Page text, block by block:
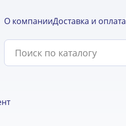
О компанииДоставка и оплата